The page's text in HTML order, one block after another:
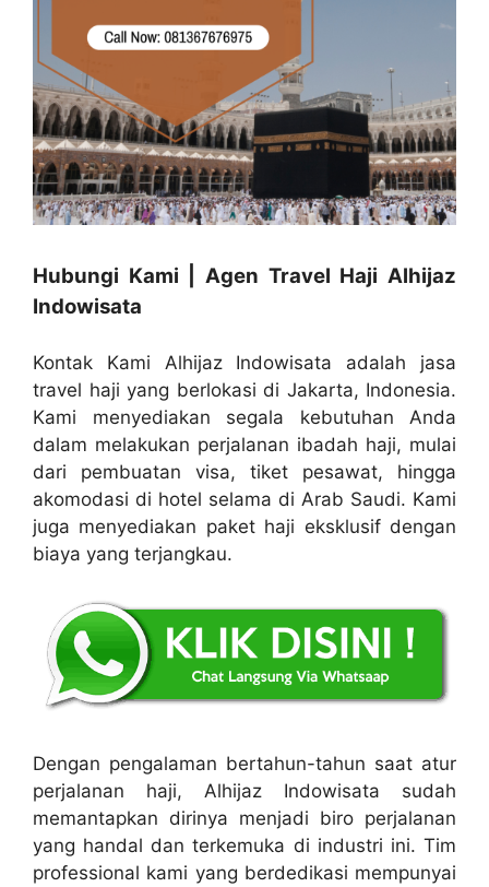
Hubungi Kami | Agen Travel Haji Alhijaz
Indowisata
Kontak Kami Alhijaz Indowisata adalah jasa
travel haji yang berlokasi di Jakarta, Indonesia.
Kami menyediakan segala kebutuhan Anda
dalam melakukan perjalanan ibadah haji, mulai
dari pembuatan visa, tiket pesawat, hingga
akomodasi di hotel selama di Arab Saudi. Kami
juga menyediakan paket haji eksklusif dengan
biaya yang terjangkau.
Dengan pengalaman bertahun-tahun saat atur
perjalanan haji, Alhijaz Indowisata sudah
memantapkan dirinya menjadi biro perjalanan
yang handal dan terkemuka di industri ini. Tim
professional kami yang berdedikasi mempunyai